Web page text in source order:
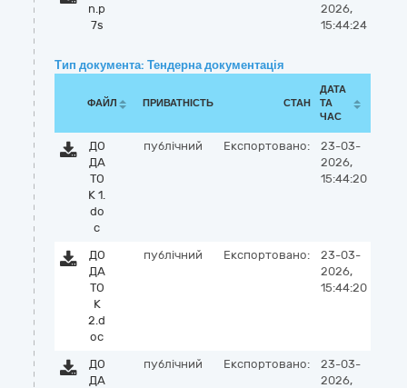
n.p
7s
2026,
15:44:24
Тип документа: Тендерна документація
ФАЙЛ ПРИВАТНІСТЬ СТАН
ДАТА
ТА
ЧАС
ДО
ДА
ТО
К 1.
do
c
публічний Експортовано:
23-03-
2026,
15:44:20
ДО
ДА
ТО
К
2.d
oc
публічний Експортовано:
23-03-
2026,
15:44:20
ДО
ДА
публічний Експортовано:
23-03-
2026,